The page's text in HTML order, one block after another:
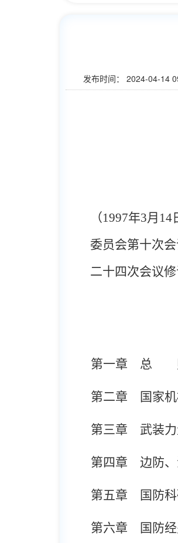
发布时间： 2024-04-14
（1997年3月 14
委员会第十次
二十四次会议修
第一章 总
第二章 国家机
第三章 武装力
第四章 边防、
第五章 国防科
第六章 国防经